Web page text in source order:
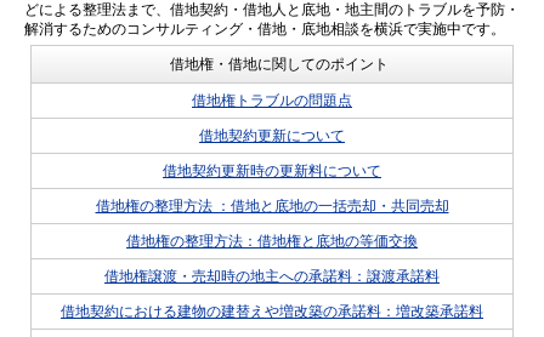
どによる整理法まで、借地契約・借地人と底地・地主間のトラブルを予防・
解消するためのコンサルティング・借地・底地相談を横浜で実施中です。
借地権・借地に関してのポイント
借地権トラブルの問題点
借地契約更新について
借地契約更新時の更新料について
借地権の整理方法 ：借地と底地の一括売却・共同売却
借地権の整理方法：借地権と底地の等価交換
借地権譲渡・売却時の地主への承諾料：譲渡承諾料
借地契約における建物の建替えや増改築の承諾料：増改築承諾料